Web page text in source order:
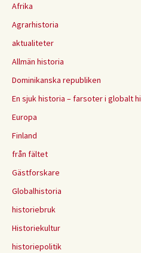
Afrika
Agrarhistoria
aktualiteter
Allmän historia
Dominikanska republiken
En sjuk historia – farsoter i globalt
Europa
Finland
från fältet
Gästforskare
Globalhistoria
historiebruk
Historiekultur
historiepolitik